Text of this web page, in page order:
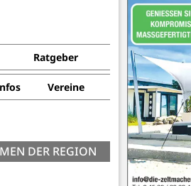
Ratgeber
Vereine
DER REGION